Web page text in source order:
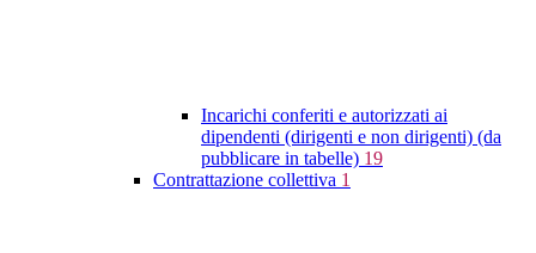
Incarichi conferiti e autorizzati ai
dipendenti (dirigenti e non dirigenti) (da
pubblicare in tabelle) 19
Contrattazione collettiva 1